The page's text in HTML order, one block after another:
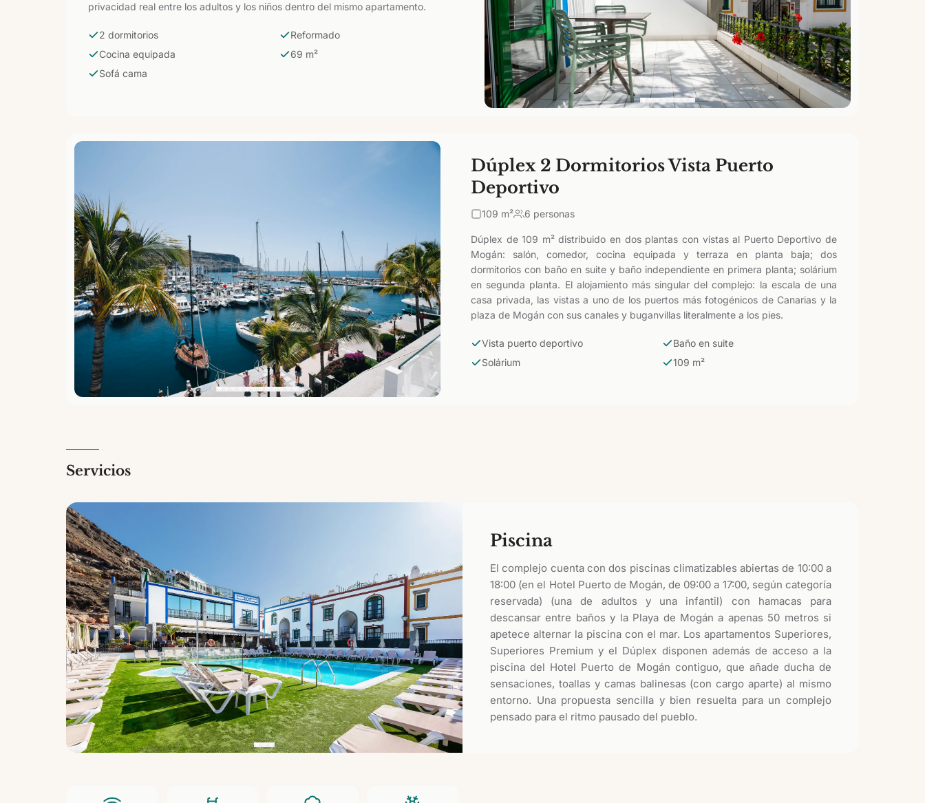
privacidad real entre los adultos y los niños dentro del mismo apartamento.
2 dormitorios
Reformado
Cocina equipada
69 m²
Sofá cama
Dúplex 2 Dormitorios Vista Puerto
Deportivo
109 m² 6 personas
Dúplex de 109 m² distribuido en dos plantas con vistas al Puerto Deportivo de
Mogán: salón, comedor, cocina equipada y terraza en planta baja; dos
dormitorios con baño en suite y baño independiente en primera planta; solárium
en segunda planta. El alojamiento más singular del complejo: la escala de una
casa privada, las vistas a uno de los puertos más fotogénicos de Canarias y la
plaza de Mogán con sus canales y buganvillas literalmente a los pies.
Vista puerto deportivo
Baño en suite
Solárium
109 m²
Servicios
Piscina
El complejo cuenta con dos piscinas climatizables abiertas de 10:00 a
18:00 (en el Hotel Puerto de Mogán, de 09:00 a 17:00, según categoría
reservada) (una de adultos y una infantil) con hamacas para
descansar entre baños y la Playa de Mogán a apenas 50 metros si
apetece alternar la piscina con el mar. Los apartamentos Superiores,
Superiores Premium y el Dúplex disponen además de acceso a la
piscina del Hotel Puerto de Mogán contiguo, que añade ducha de
sensaciones, toallas y camas balinesas (con cargo aparte) al mismo
entorno. Una propuesta sencilla y bien resuelta para un complejo
pensado para el ritmo pausado del pueblo.